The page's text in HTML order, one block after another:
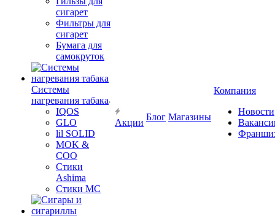
сигарет
Фильтры для
сигарет
Бумага для
самокруток
Системы
нагревания табака
IQOS
GLO
lil SOLID
MOK &
COO
Стики
Ashima
Стики MC
Акции
Блог Магазины
Компания
Новости